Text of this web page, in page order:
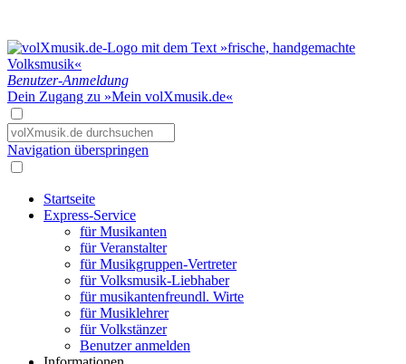
Benutzer-Anmeldung
Dein Zugang zu »Mein volXmusik.de«
Navigation überspringen
Startseite
Express-Service
für Musikanten
für Veranstalter
für Musikgruppen-Vertreter
für Volksmusik-Liebhaber
für musikantenfreundl. Wirte
für Musiklehrer
für Volkstänzer
Benutzer anmelden